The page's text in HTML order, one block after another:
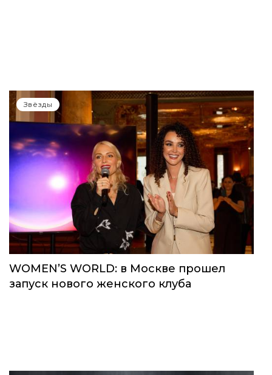
Звёзды
WOMEN’S WORLD: в Москве прошел
запуск нового женского клуба